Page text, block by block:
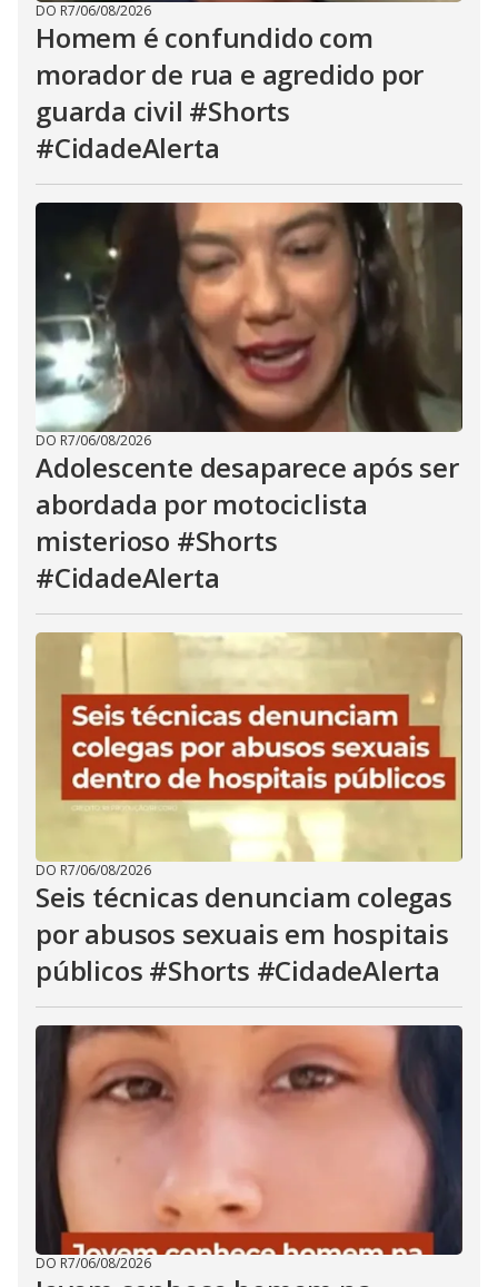
DO R7/06/08/2026
Homem é confundido com
morador de rua e agredido por
guarda civil #Shorts
#CidadeAlerta
DO R7/06/08/2026
Adolescente desaparece após ser
abordada por motociclista
misterioso #Shorts
#CidadeAlerta
DO R7/06/08/2026
Seis técnicas denunciam colegas
por abusos sexuais em hospitais
públicos #Shorts #CidadeAlerta
DO R7/06/08/2026